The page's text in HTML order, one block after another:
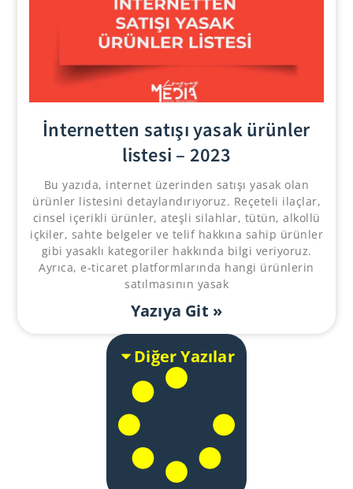
İnternetten satışı yasak ürünler
listesi – 2023
Bu yazıda, internet üzerinden satışı yasak olan
ürünler listesini detaylandırıyoruz. Reçeteli ilaçlar,
cinsel içerikli ürünler, ateşli silahlar, tütün, alkollü
içkiler, sahte belgeler ve telif hakkına sahip ürünler
gibi yasaklı kategoriler hakkında bilgi veriyoruz.
Ayrıca, e-ticaret platformlarında hangi ürünlerin
satılmasının yasak
Yazıya Git »
Diğer Yazılar